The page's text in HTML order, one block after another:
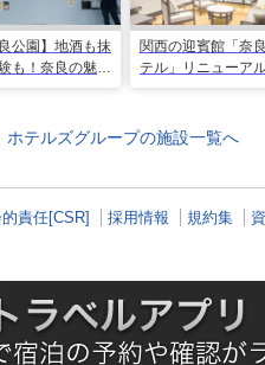
良公園】地酒も抹
も！奈良の魅力
関西の迎賓館「奈
テル」リニューア
テルズグループの施設一覧へ
責任[CSR] 採用情報 規約集